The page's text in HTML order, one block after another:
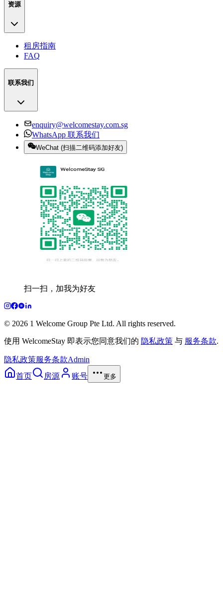
资源
租房指南
FAQ
联系我们
enquiry@welcomestay.com.sg
WhatsApp 联系我们
WeChat (扫描二维码添加好友)
扫一扫，加我为好友
© 2026 1 Welcome Group Pte Ltd. All rights reserved.
使用 WelcomeStay 即表示您同意我们的 隐私政策 与 服务条款.
隐私政策服务条款Admin
首页
房源 账号 更多